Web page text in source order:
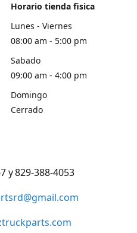
Horario tienda fisica
Lunes - Viernes
08:00 am - 5:00 pm
Sabado
09:00 am - 4:00 pm
Domingo
Cerrado
y 829-388-4053